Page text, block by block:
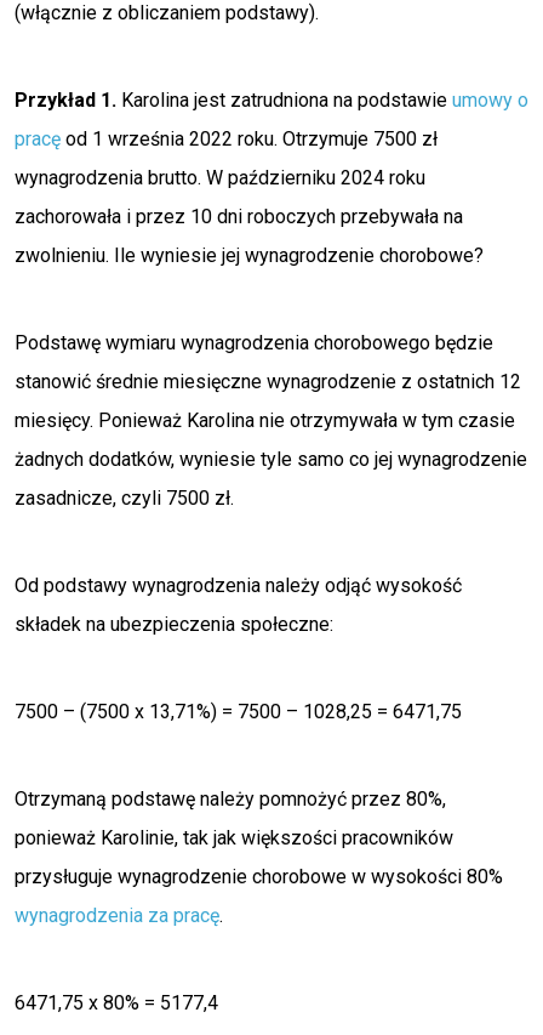
(włącznie z obliczaniem podstawy).
Przykład 1. Karolina jest zatrudniona na podstawie umowy o
pracę od 1 września 2022 roku. Otrzymuje 7500 zł
wynagrodzenia brutto. W październiku 2024 roku
zachorowała i przez 10 dni roboczych przebywała na
zwolnieniu. Ile wyniesie jej wynagrodzenie chorobowe?
Podstawę wymiaru wynagrodzenia chorobowego będzie
stanowić średnie miesięczne wynagrodzenie z ostatnich 12
miesięcy. Ponieważ Karolina nie otrzymywała w tym czasie
żadnych dodatków, wyniesie tyle samo co jej wynagrodzenie
zasadnicze, czyli 7500 zł.
Od podstawy wynagrodzenia należy odjąć wysokość
składek na ubezpieczenia społeczne:
7500 – (7500 x 13,71%) = 7500 – 1028,25 = 6471,75
Otrzymaną podstawę należy pomnożyć przez 80%,
ponieważ Karolinie, tak jak większości pracowników
przysługuje wynagrodzenie chorobowe w wysokości 80%
wynagrodzenia za pracę.
6471,75 x 80% = 5177,4